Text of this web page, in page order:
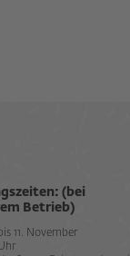
(bei
Betrieb)
11. November